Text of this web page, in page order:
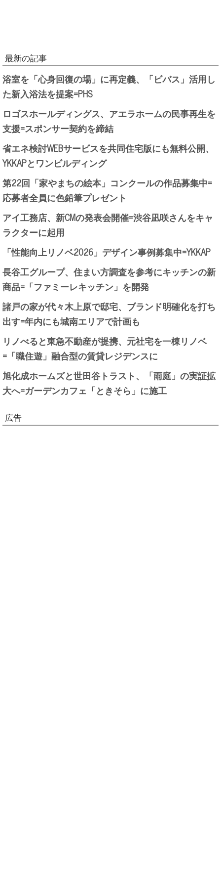
最新の記事
浴室を「心身回復の場」に再定義、「ビバス」活用し
た新入浴法を提案=PHS
ロゴスホールディングス、アエラホームの民事再生を
支援=スポンサー契約を締結
省エネ検討WEBサービスを共同住宅版にも無料公開、
YKKAPとワンビルディング
第22回「家やまちの絵本」コンクールの作品募集中=
応募者全員に色鉛筆プレゼント
アイ工務店、新CMの発表会開催=渋谷凪咲さんをキャ
ラクターに起用
「性能向上リノベ2026」デザイン事例募集中=YKKAP
長谷工グループ、住まい方調査を参考にキッチンの新
商品=「ファミーレキッチン」を開発
諸戸の家が代々木上原で邸宅、ブランド明確化を打ち
出す=年内にも城南エリアで計画も
リノべると東急不動産が提携、元社宅を一棟リノベ
=「職住遊」融合型の賃貸レジデンスに
旭化成ホームズと世田谷トラスト、「雨庭」の実証拡
大へ=ガーデンカフェ「ときそら」に施工
広告